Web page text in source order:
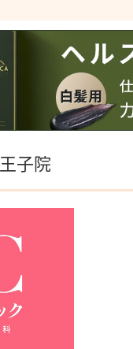
子院